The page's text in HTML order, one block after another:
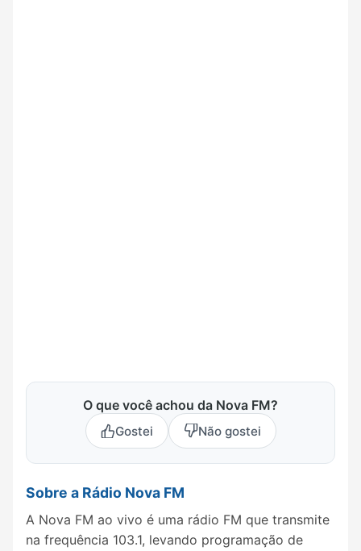
O que você achou da Nova FM?
Gostei Não gostei
Sobre a Rádio Nova FM
A Nova FM ao vivo é uma rádio FM que transmite
na frequência 103.1, levando programação de